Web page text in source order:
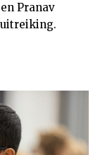
Pranav